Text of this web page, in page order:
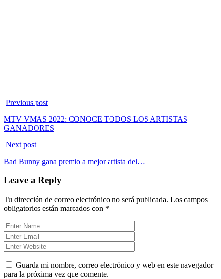
Previous post
MTV VMAS 2022: CONOCE TODOS LOS ARTISTAS
GANADORES
Next post
Bad Bunny gana premio a mejor artista del…
Leave a Reply
Tu dirección de correo electrónico no será publicada. Los campos
obligatorios están marcados con *
Guarda mi nombre, correo electrónico y web en este navegador
para la próxima vez que comente.